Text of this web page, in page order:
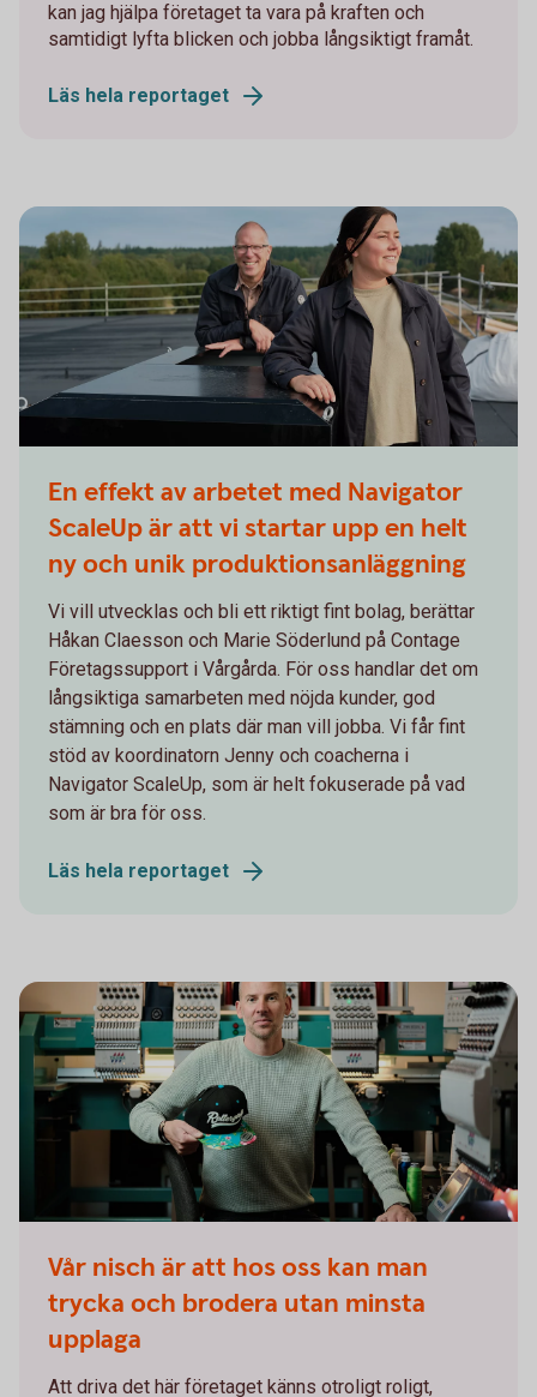
kan jag hjälpa företaget ta vara på kraften och
samtidigt lyfta blicken och jobba långsiktigt framåt.
Läs hela reportaget
En effekt av arbetet med Navigator
ScaleUp är att vi startar upp en helt
ny och unik produktionsanläggning
Vi vill utvecklas och bli ett riktigt fint bolag, berättar
Håkan Claesson och Marie Söderlund på Contage
Företagssupport i Vårgårda. För oss handlar det om
långsiktiga samarbeten med nöjda kunder, god
stämning och en plats där man vill jobba. Vi får fint
stöd av koordinatorn Jenny och coacherna i
Navigator ScaleUp, som är helt fokuserade på vad
som är bra för oss.
Läs hela reportaget
Vår nisch är att hos oss kan man
trycka och brodera utan minsta
upplaga
Att driva det här företaget känns otroligt roligt,